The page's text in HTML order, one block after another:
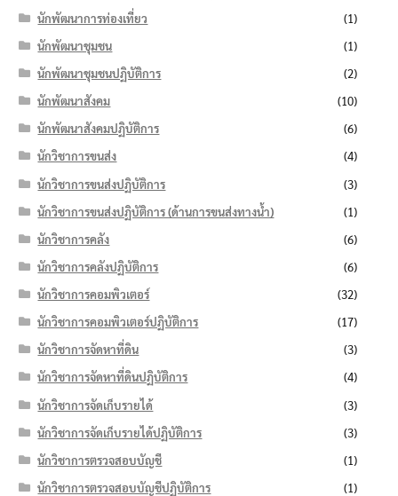
นักพัฒนาการท่องเที่ยว
(1)
นักพัฒนาชุมชน
(1)
นักพัฒนาชุมชนปฏิบัติการ
(2)
นักพัฒนาสังคม
(10)
นักพัฒนาสังคมปฏิบัติการ
(6)
นักวิชาการขนส่ง
(4)
นักวิชาการขนส่งปฏิบัติการ
(3)
นักวิชาการขนส่งปฏิบัติการ (ด้านการขนส่งทางน้ำ)
(1)
นักวิชาการคลัง
(6)
นักวิชาการคลังปฏิบัติการ
(6)
นักวิชาการคอมพิวเตอร์
(32)
นักวิชาการคอมพิวเตอร์ปฏิบัติการ
(17)
นักวิชาการจัดหาที่ดิน
(3)
นักวิชาการจัดหาที่ดินปฏิบัติการ
(4)
นักวิชาการจัดเก็บรายได้
(3)
นักวิชาการจัดเก็บรายได้ปฏิบัติการ
(3)
นักวิชาการตรวจสอบบัญชี
(1)
นักวิชาการตรวจสอบบัญชีปฏิบัติการ
(1)